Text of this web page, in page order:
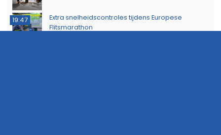
19:47
Extra snelheidscontroles tijdens Europese
Flitsmarathon